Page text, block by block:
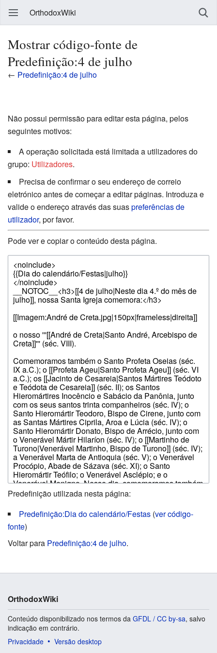
OrthodoxWiki
Mostrar código-fonte de
Predefinição:4 de julho
← Predefinição:4 de julho
Não possui permissão para editar esta página, pelos
seguintes motivos:
A operação solicitada está limitada a utilizadores do
grupo: Utilizadores.
Precisa de confirmar o seu endereço de correio
eletrónico antes de começar a editar páginas. Introduza e
valide o endereço através das suaspreferências de
utilizador, por favor.
Pode ver e copiar o conteúdo desta página.
Predefinição utilizada nesta página:
Predefinição:Dia do calendário/Festas (ver código-
fonte)
Voltar para Predefinição:4 de julho.
OrthodoxWiki
Conteúdo disponibilizado nos termos da GFDL / CC by-sa, salvo
indicação em contrário.
Privacidade
Versão desktop